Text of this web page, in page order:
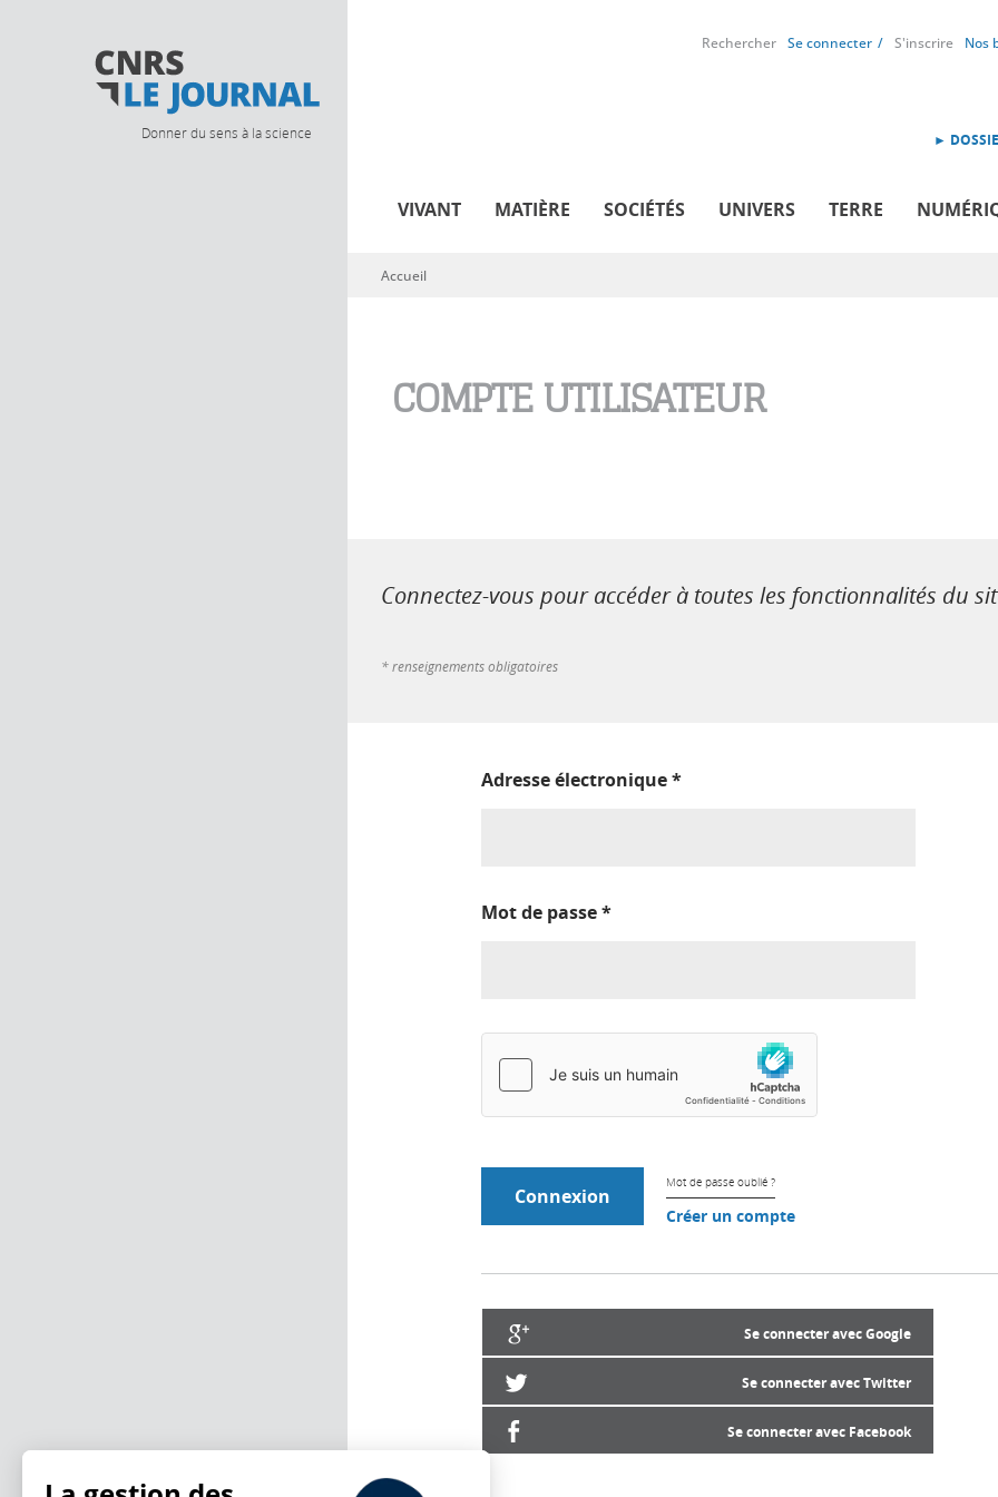
Donner du sens à la science
Rechercher Se connecter S'inscrire Nos
►
VIVANT MATIÈRE SOCIÉTÉS UNIVERS TERRE
Vous êtes ici
Accueil
COMPTE UTILISATEUR
Connectez-vous pour accéder à toutes les fonctionnalités du
* renseignements obligatoires
Adresse électronique*
Mot de passe*
Mot de passe oublié ?
Créer un compte
Se connecter avec Google
Se connecter avec Twitter
Se connecter avec Facebook